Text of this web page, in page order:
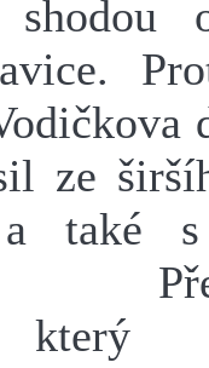
ze
a také
který